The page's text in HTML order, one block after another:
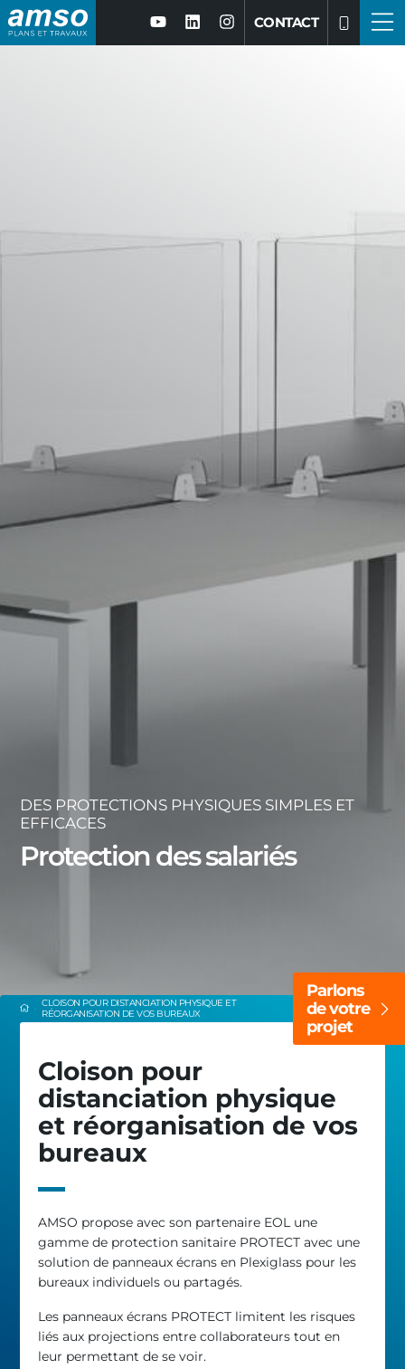
CONTACT
DES PROTECTIONS PHYSIQUES SIMPLES ET
EFFICACES
Protection des salariés
CLOISON POUR DISTANCIATION PHYSIQUE ET
RÉORGANISATION DE VOS BUREAUX
Parlons
de votre
projet
Cloison pour
distanciation physique
et réorganisation de vos
bureaux
AMSO propose avec son partenaire EOL une
gamme de protection sanitaire PROTECT avec une
solution de panneaux écrans en Plexiglass pour les
bureaux individuels ou partagés.
Les panneaux écrans PROTECT limitent les risques
liés aux projections entre collaborateurs tout en
leur permettant de se voir.